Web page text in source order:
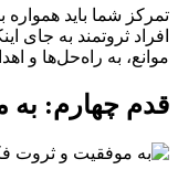
تمرکز شما باید
افراد ثروتمند به جای
موانع، به راه‌حل‌ها و
قدم چهارم: به